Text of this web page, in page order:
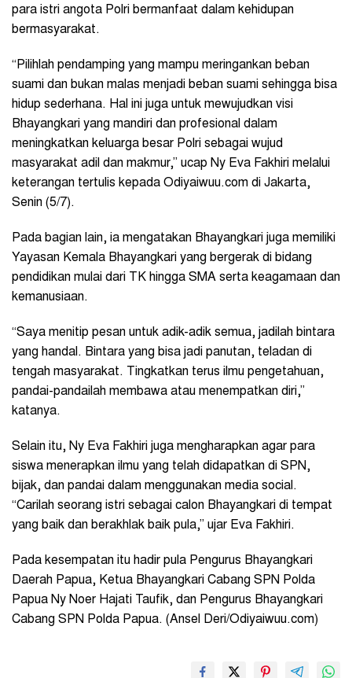
para istri angota Polri bermanfaat dalam kehidupan
bermasyarakat.
“Pilihlah pendamping yang mampu meringankan beban
suami dan bukan malas menjadi beban suami sehingga bisa
hidup sederhana. Hal ini juga untuk mewujudkan visi
Bhayangkari yang mandiri dan profesional dalam
meningkatkan keluarga besar Polri sebagai wujud
masyarakat adil dan makmur,” ucap Ny Eva Fakhiri melalui
keterangan tertulis kepada Odiyaiwuu.com di Jakarta,
Senin (5/7).
Pada bagian lain, ia mengatakan Bhayangkari juga memiliki
Yayasan Kemala Bhayangkari yang bergerak di bidang
pendidikan mulai dari TK hingga SMA serta keagamaan dan
kemanusiaan.
“Saya menitip pesan untuk adik-adik semua, jadilah bintara
yang handal. Bintara yang bisa jadi panutan, teladan di
tengah masyarakat. Tingkatkan terus ilmu pengetahuan,
pandai-pandailah membawa atau menempatkan diri,”
katanya.
Selain itu, Ny Eva Fakhiri juga mengharapkan agar para
siswa menerapkan ilmu yang telah didapatkan di SPN,
bijak, dan pandai dalam menggunakan media social.
“Carilah seorang istri sebagai calon Bhayangkari di tempat
yang baik dan berakhlak baik pula,” ujar Eva Fakhiri.
Pada kesempatan itu hadir pula Pengurus Bhayangkari
Daerah Papua, Ketua Bhayangkari Cabang SPN Polda
Papua Ny Noer Hajati Taufik, dan Pengurus Bhayangkari
Cabang SPN Polda Papua. (Ansel Deri/Odiyaiwuu.com)